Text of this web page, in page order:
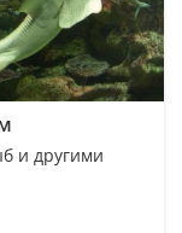
и другими